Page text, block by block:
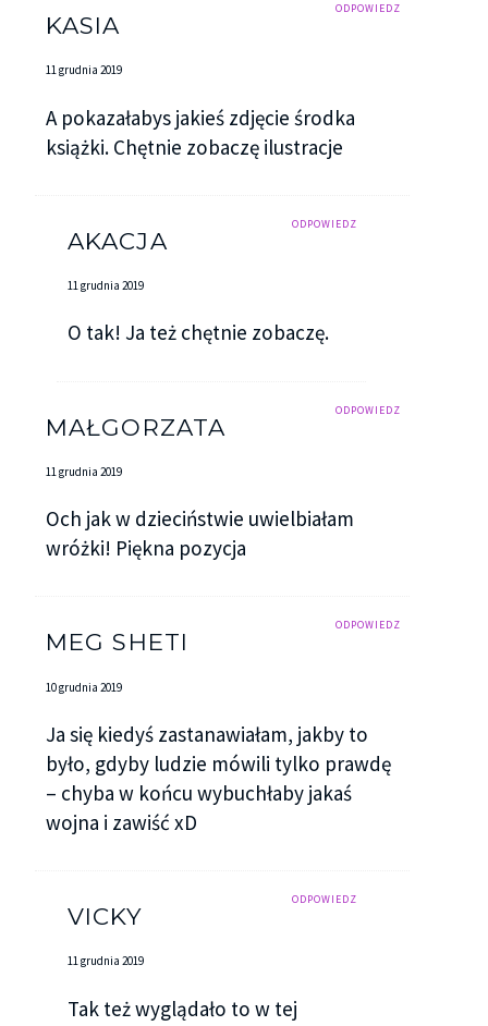
ODPOWIEDZ
KASIA
11 grudnia 2019
A pokazałabys jakieś zdjęcie środka
książki. Chętnie zobaczę ilustracje
ODPOWIEDZ
AKACJA
11 grudnia 2019
O tak! Ja też chętnie zobaczę.
ODPOWIEDZ
MAŁGORZATA
11 grudnia 2019
Och jak w dzieciństwie uwielbiałam
wróżki! Piękna pozycja
ODPOWIEDZ
MEG SHETI
10 grudnia 2019
Ja się kiedyś zastanawiałam, jakby to
było, gdyby ludzie mówili tylko prawdę
– chyba w końcu wybuchłaby jakaś
wojna i zawiść xD
ODPOWIEDZ
VICKY
11 grudnia 2019
Tak też wyglądało to w tej